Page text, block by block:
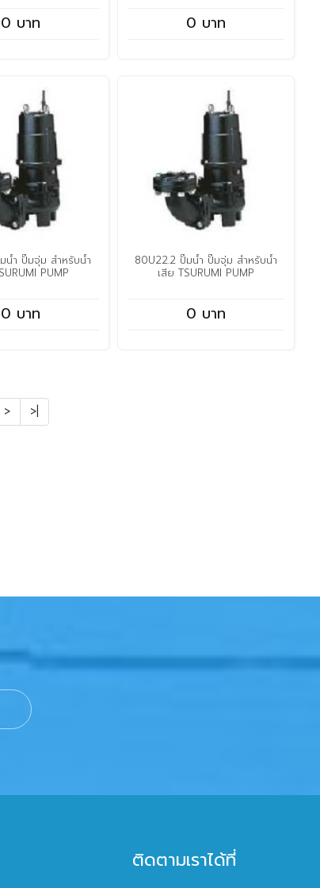
0 บาท 0 บาท
น้ำ ปั๊มจุ่ม สำหรับน้ำ
PUMP
0 บาท
80U22.2 ปั๊มน้ำ ปั๊มจุ่ม สำหรับน้ำ
เสีย TSURUMI PUMP
0 บาท
> >|
ติดตามเราได้ที่